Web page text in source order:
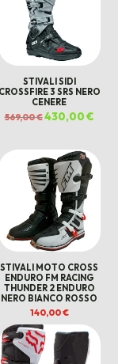
€.
STIVALI SIDI
CROSSFIRE 3 SRS NERO
CENERE
569,00€Il
prezzo
430,00€Il
STIVALI MOTO CROSS
ENDURO FM RACING
THUNDER 2 ENDURO
NERO BIANCO ROSSO
140,00€